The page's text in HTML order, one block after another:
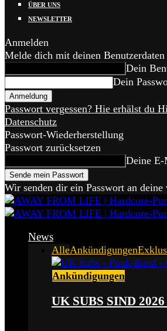
ÜBER UNS
NEWSLETTER
Anmelden
Melde dich mit deinen Benutzerdaten
Dein
Dein
Passwort vergessen? Hie erhälst du
Datenschutz
Passwort-Wiederherstellung
Passwort zurücksetzen
Deine E-
Wir senden dir ein Passwort an
News
AlleAnkündigungen
Ankündigungen
UK SUBS SIND